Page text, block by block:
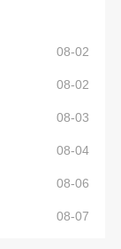
08-02
08-02
08-03
08-04
08-06
08-07